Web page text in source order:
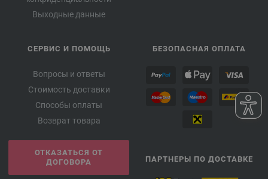
Выходные данные
СЕРВИС И ПОМОЩЬ
Вопросы и ответы
Стоимость доставки
Способы оплаты
Возврат товара
ОТКАЗАТЬСЯ ОТ
ДОГОВОРА
БЕЗОПАСНАЯ ОПЛАТА
ПАРТНЕРЫ ПО ДОСТАВКЕ